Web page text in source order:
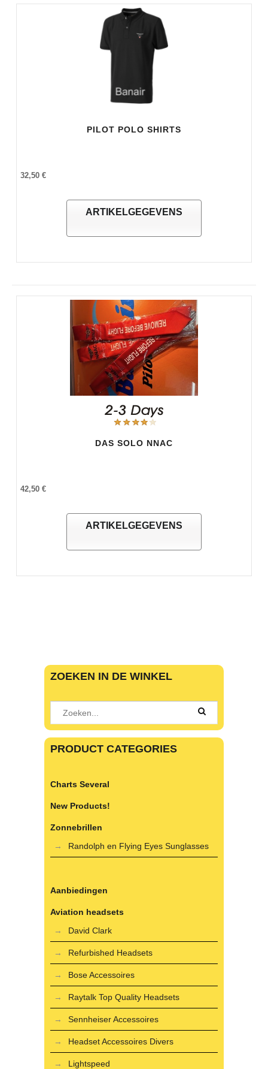
PILOT POLO SHIRTS
32,50 €
ARTIKELGEGEVENS
DAS SOLO NNAC
42,50 €
ARTIKELGEGEVENS
ZOEKEN IN DE WINKEL
PRODUCT CATEGORIES
Charts Several
New Products!
Zonnebrillen
Randolph en Flying Eyes Sunglasses
Aanbiedingen
Aviation headsets
David Clark
Refurbished Headsets
Bose Accessoires
Raytalk Top Quality Headsets
Sennheiser Accessoires
Headset Accessoires Divers
Lightspeed